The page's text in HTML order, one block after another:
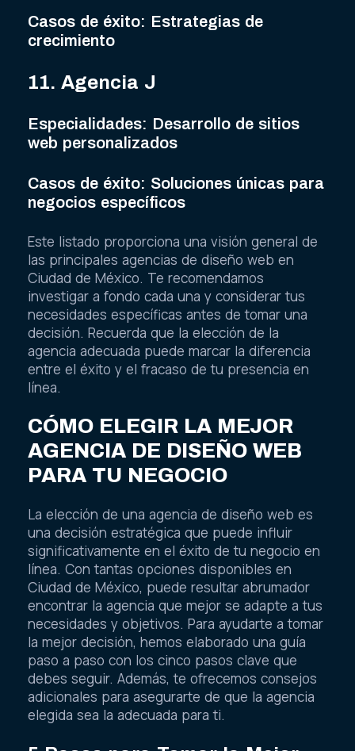
Casos de éxito: Estrategias de
crecimiento
11. Agencia J
Especialidades: Desarrollo de sitios
web personalizados
Casos de éxito: Soluciones únicas para
negocios específicos
Este listado proporciona una visión general de
las principales agencias de diseño web en
Ciudad de México. Te recomendamos
investigar a fondo cada una y considerar tus
necesidades específicas antes de tomar una
decisión. Recuerda que la elección de la
agencia adecuada puede marcar la diferencia
entre el éxito y el fracaso de tu presencia en
línea.
CÓMO ELEGIR LA MEJOR
AGENCIA DE DISEÑO WEB
PARA TU NEGOCIO
La elección de una agencia de diseño web es
una decisión estratégica que puede influir
significativamente en el éxito de tu negocio en
línea. Con tantas opciones disponibles en
Ciudad de México, puede resultar abrumador
encontrar la agencia que mejor se adapte a tus
necesidades y objetivos. Para ayudarte a tomar
la mejor decisión, hemos elaborado una guía
paso a paso con los cinco pasos clave que
debes seguir. Además, te ofrecemos consejos
adicionales para asegurarte de que la agencia
elegida sea la adecuada para ti.